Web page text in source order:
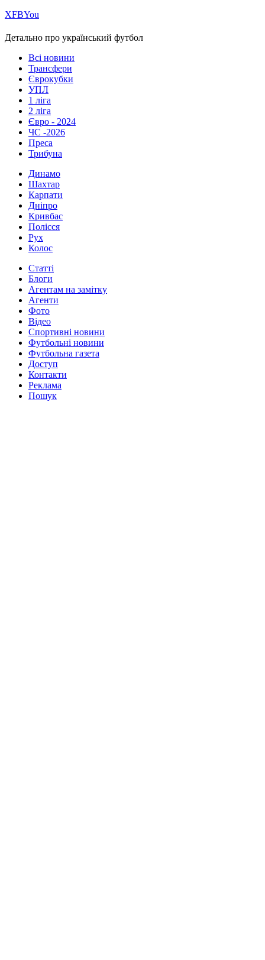
ХFBYou
Детально про український футбол
Всі новини
Трансфери
Єврокубки
УПЛ
1 ліга
2 ліга
Євро - 2024
ЧС -2026
Преса
Трибуна
Динамо
Шахтар
Карпати
Дніпро
Кривбас
Полісся
Рух
Колос
Статті
Блоги
Агентам на замітку
Агенти
Фото
Відео
Спортивні новини
Футбольні новини
Футбольна газета
Доступ
Контакти
Реклама
Пошук